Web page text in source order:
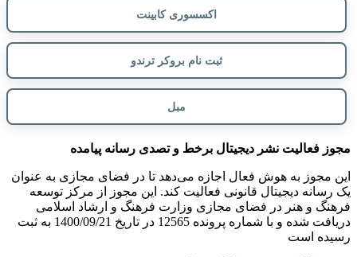
اکسسوری کابینت
ثبت نام بروکر ترندو
مبل
مجوز فعالیت نشر دیجیتال برخط و تصدی رسانه پیامده
این مجوز به هوش فعال اجازه می‌دهد تا در فضای مجازی به عنوان
یک رسانه دیجیتال قانونی فعالیت کند. این مجوز از مرکز توسعه
فرهنگ و هنر در فضای مجازی وزارت فرهنگ و ارشاد اسلامی
دریافت شده و با شماره پرونده 12565 در تاریخ 1400/09/21 به ثبت
رسیده است